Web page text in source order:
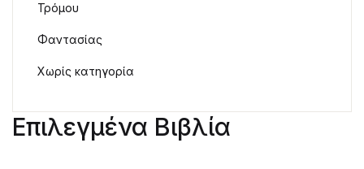
Επιλεγμένα Βιβλία
Τρόμου
Φαντασίας
Χωρίς κατηγορία